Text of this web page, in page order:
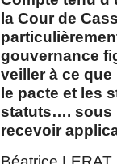
la Cour de
gouvernance
veiller à ce
le pacte et les
statuts…. sous
recevoir